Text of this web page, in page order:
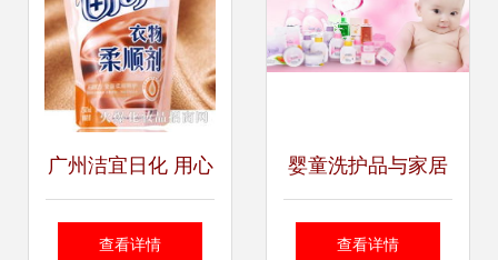
广州洁宜日化 用心
呵护每一个家，全
查看详情
婴童洗护品与家居
护理用品OEM代工
查看详情